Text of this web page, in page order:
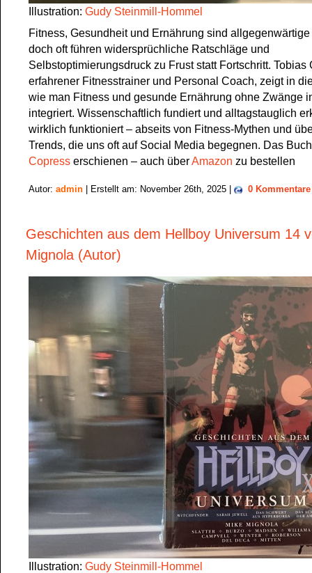
Illustration: Gudy Steinmill-Hommel
Fitness, Gesundheit und Ernährung sind
doch oft führen widersprüchliche Ratschläge und
Selbstoptimierungsdruck zu Frust statt Fortschritt. Tobias
erfahrener Fitnesstrainer und Personal Coach, zeigt in
wie man Fitness und gesunde Ernährung ohne Zwänge
integriert. Wissenschaftlich fundiert und alltagstauglich
wirklich funktioniert – abseits von Fitness-Mythen und
Trends, die uns oft auf Social Media begegnen. Das
Copress erschienen – auch überAmazon zu bestellen
Autor: admin | Erstellt am: November 26th, 2025 | 0 Kommentare
Geschichten aus dem Hellboy Universum 14
Mignola (Autor)
Illustration: Gudy Steinmill-Hommel